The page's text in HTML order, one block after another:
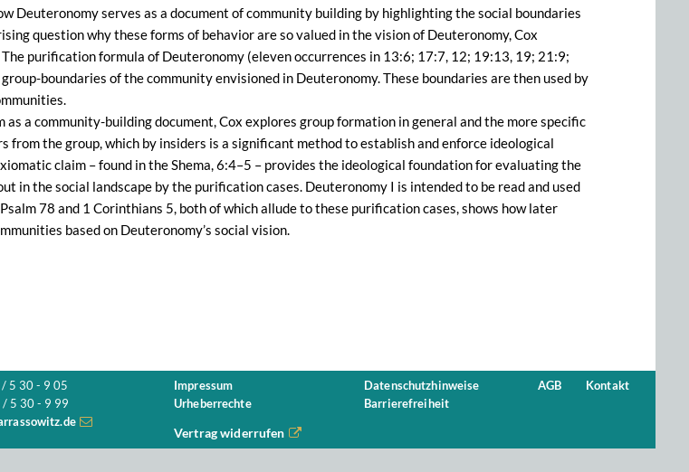
Deuteronomy serves as a document of community building by highlighting the social boundaries
question why these forms of behavior are so valued in the vision of Deuteronomy, Cox
purification formula of Deuteronomy (eleven occurrences in 13:6; 17:7, 12; 19:13, 19; 21:9;
boundaries of the community envisioned in Deuteronomy. These boundaries are then used by
a community-building document, Cox explores group formation in general and the more specific
from the group, which by insiders is a significant method to establish and enforce ideological
claim – found in the Shema, 6:4–5 – provides the ideological foundation for evaluating the
in the social landscape by the purification cases. Deuteronomy I is intended to be read and used
78 and 1 Corinthians 5, both of which allude to these purification cases, shows how later
based on Deuteronomy’s social vision.
5 30 - 9 05
/ 5 30 - 9 99
Impressum
Urheberrechte
Datenschutzhinweise
Barrierefreiheit
AGB Kontakt
Vertrag widerrufen